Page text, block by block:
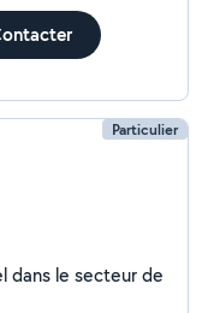
Particulier
dans le secteur de